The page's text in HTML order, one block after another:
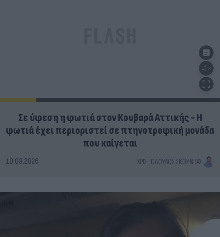
Σε ύφεση η φωτιά στον Κουβαρά Αττικής - Η
φωτιά έχει περιοριστεί σε πτηνοτροφική μονάδα
που καίγεται
10.08.2026 ΧΡΙΣΤΌΔΟΥΛΟΣ ΣΚΟΎΝΤΑΣ